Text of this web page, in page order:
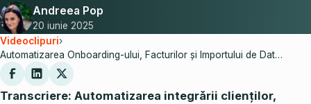
Andreea Pop
20 iunie 2025
Videoclipuri›
Automatizarea Onboarding-ului, Facturilor și Importului de Date | Demonstrație No-Code
Transcriere: Automatizarea integrării clienților,